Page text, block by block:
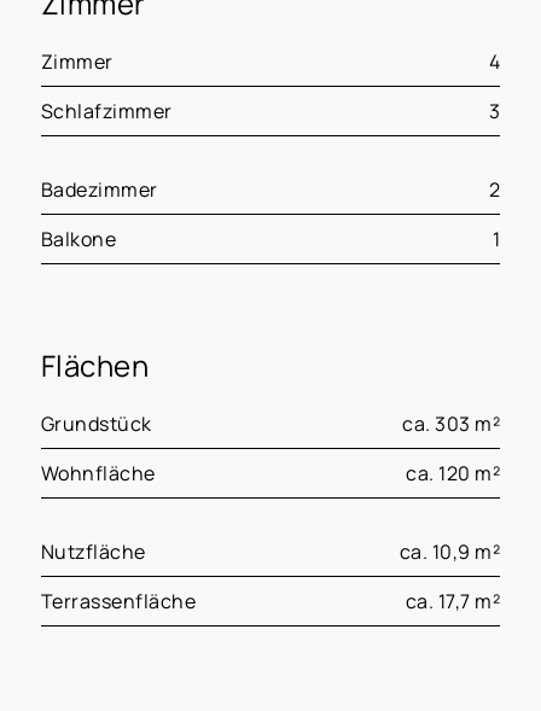
Zimmer
4
Schlafzimmer
3
Badezimmer
2
Balkone
1
Flächen
Grundstück
ca. 303 m²
Wohnfläche
ca. 120 m²
Nutzfläche
ca. 10,9 m²
Terrassenfläche
ca. 17,7 m²